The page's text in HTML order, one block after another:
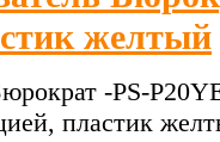
желтый
-PS-
пластик